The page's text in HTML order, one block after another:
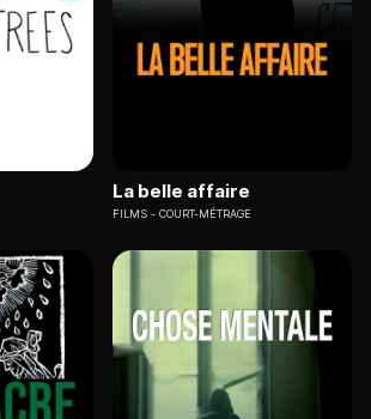
La belle affaire
FILMS COURT-MÉTRAGE